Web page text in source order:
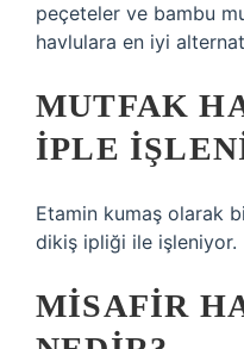
peçeteler ve bambu
havlulara en iyi
MUTFAK
IPLE
Etamin kumaş olarak
dikiş ipliği ile işleniyor.
MISAFIR